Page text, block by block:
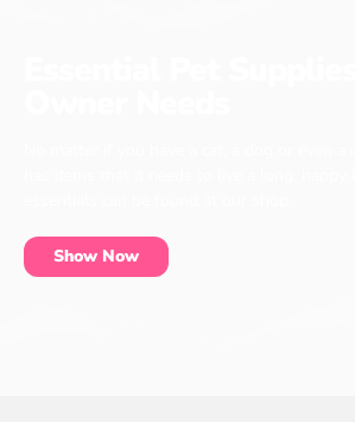
Show Now